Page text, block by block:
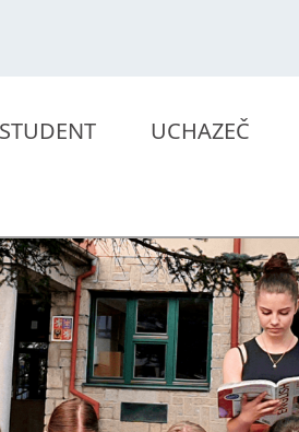
STUDENT UCHAZEČ